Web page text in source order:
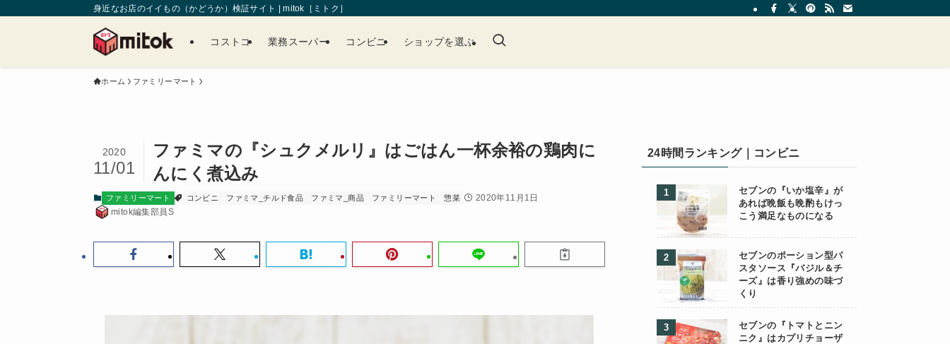
身近なお店のイイもの（かどうか）検証サイト | mitok［ミトク］
コストコ 業務スーパー コンビニ ショップを選ぶ
ホーム ファミリーマート
ファミマの『シュクメルリ』はごはん一杯余裕の鶏肉に
んにく煮込み
2020
11/01
ファミリーマート コンビニ ファミマ_チルド食品 ファミマ_商品 ファミリーマート 惣菜
2020年11月1日
mitok編集部員S
24時間ランキング｜コンビニ
セブンの『いか塩辛』が
あれば晩飯も晩酌もけっ
こう満足なものになる
セブンのポーション型パ
スタソース『バジル＆チ
ーズ』は香り強めの味づ
くり
セブンの『トマトとニン
ニク』はカプリチョーザ